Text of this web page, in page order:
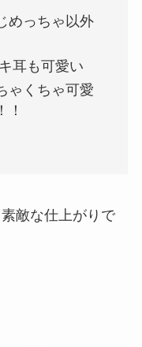
めっちゃ以外
耳も可愛い
ゃくちゃ可愛
敵な仕上がりで